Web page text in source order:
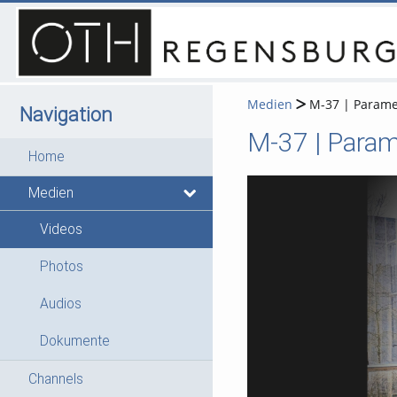
Navigation
Home
Medien
Videos
Photos
Audios
Dokumente
Channels
Medien M-37 |
M-37 |